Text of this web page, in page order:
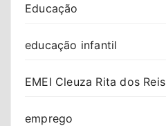
Educação
educação infantil
EMEI Cleuza Rita dos Reis
emprego